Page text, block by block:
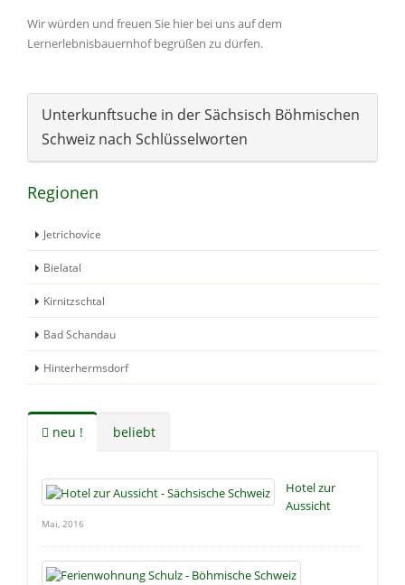
Wir würden und freuen Sie hier bei uns auf dem
Lernerlebnisbauernhof begrüßen zu dürfen.
Unterkunftsuche in der Sächsisch Böhmischen
Schweiz nach Schlüsselworten
Regionen
Jetrichovice
Bielatal
Kirnitzschtal
Bad Schandau
Hinterhermsdorf
neu ! beliebt
Hotel zur
Aussicht
Mai, 2016